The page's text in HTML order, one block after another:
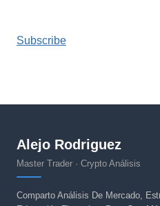
Subscribe
Alejo Rodriguez
Master Trader · Crypto Análisis
Comparto Análisis De Mercado,